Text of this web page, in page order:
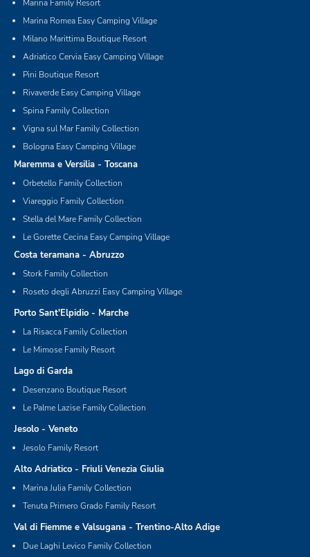
Marina Family Resort
Marina Romea Easy Camping Village
Milano Marittima Boutique Resort
Adriatico Cervia Easy Camping Village
Pini Boutique Resort
Rivaverde Easy Camping Village
Spina Family Collection
Vigna sul Mar Family Collection
Bologna Easy Camping Village
Maremma e Versilia - Toscana
Orbetello Family Collection
Viareggio Family Collection
Stella del Mare Family Collection
Le Gorette Cecina Easy Camping Village
Costa teramana - Abruzzo
Stork Family Collection
Roseto degli Abruzzi Easy Camping Village
Porto Sant'Elpidio - Marche
La Risacca Family Collection
Le Mimose Family Resort
Lago di Garda
Desenzano Boutique Resort
Le Palme Lazise Family Collection
Jesolo - Veneto
Jesolo Family Resort
Alto Adriatico - Friuli Venezia Giulia
Marina Julia Family Collection
Tenuta Primero Grado Family Resort
Val di Fiemme e Valsugana - Trentino-Alto Adige
Due Laghi Levico Family Collection